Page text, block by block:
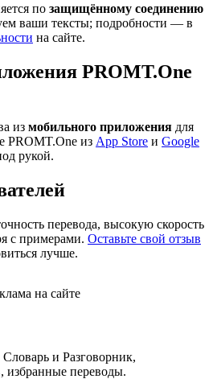
по защищённому соединению
ваши тексты; подробности — в
на сайте.
PROMT.One
из мобильного приложения для
PROMT.One из App Store и Google
рукой.
перевода, высокую скорость
с примерами. Оставьте свой отзыв
лучше.
на сайте
и Разговорник,
избранные переводы.